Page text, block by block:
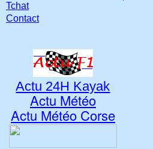
Tchat
Contact
Actu 24H Kayak
Actu Météo
Actu Météo Corse